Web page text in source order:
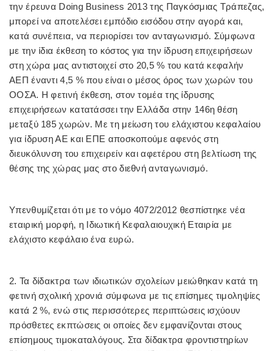
την έρευνα Doing Business 2013 της Παγκόσμιας Τράπεζας,
μπορεί να αποτελέσει εμπόδιο εισόδου στην αγορά και,
κατά συνέπεια, να περιορίσει τον ανταγωνισμό. Σύμφωνα
με την ίδια έκθεση το κόστος για την ίδρυση επιχειρήσεων
στη χώρα μας αντιστοιχεί στο 20,5 % του κατά κεφαλήν
ΑΕΠ έναντι 4,5 % που είναι ο μέσος όρος των χωρών του
ΟΟΣΑ. Η φετινή έκθεση, στον τομέα της ίδρυσης
επιχειρήσεων κατατάσσει την Ελλάδα στην 146η θέση
μεταξύ 185 χωρών. Με τη μείωση του ελάχιστου κεφαλαίου
για ίδρυση ΑΕ και ΕΠΕ αποσκοπούμε αφενός στη
διευκόλυνση του επιχειρείν και αφετέρου στη βελτίωση της
θέσης της χώρας μας στο διεθνή ανταγωνισμό.
Υπενθυμίζεται ότι με το νόμο 4072/2012 θεσπίστηκε νέα
εταιρική μορφή, η Ιδιωτική Κεφαλαιουχική Εταιρία με
ελάχιστο κεφάλαιο ένα ευρώ.
2. Τα δίδακτρα των ιδιωτικών σχολείων μειώθηκαν κατά τη
φετινή σχολική χρονιά σύμφωνα με τις επίσημες τιμοληψίες
κατά 2 %, ενώ στις περισσότερες περιπτώσεις ισχύουν
πρόσθετες εκπτώσεις οι οποίες δεν εμφανίζονται στους
επίσημους τιμοκαταλόγους. Στα δίδακτρα φροντιστηρίων